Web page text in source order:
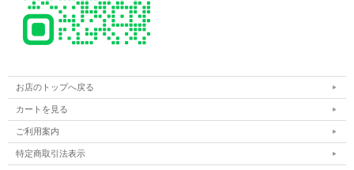
お店のトップへ戻る
カートを見る
ご利用案内
特定商取引法表示